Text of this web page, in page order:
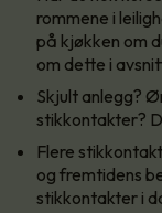
rommene i
på kjøkken om
om dette i
Skjult anlegg?
stikkontakter?
Flere
og fremtidens
stikkontakter i